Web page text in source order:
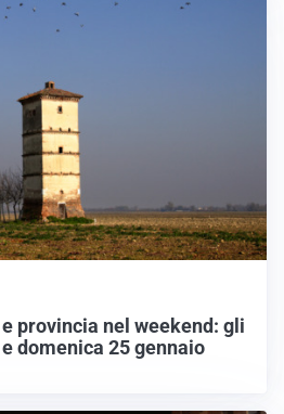
provincia nel weekend: gli
domenica 25 gennaio